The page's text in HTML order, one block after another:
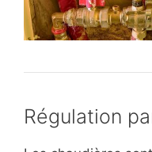
Régulation